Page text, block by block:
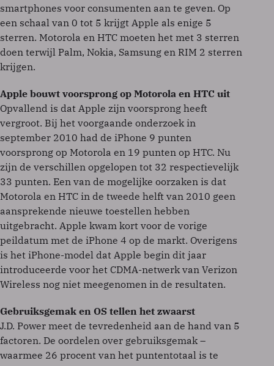
smartphones voor consumenten aan te geven. Op
een schaal van 0 tot 5 krijgt Apple als enige 5
sterren. Motorola en HTC moeten het met 3 sterren
doen terwijl Palm, Nokia, Samsung en RIM 2 sterren
krijgen.
Apple bouwt voorsprong op Motorola en HTC uit
Opvallend is dat Apple zijn voorsprong heeft
vergroot. Bij het voorgaande onderzoek in
september 2010 had de iPhone 9 punten
voorsprong op Motorola en 19 punten op HTC. Nu
zijn de verschillen opgelopen tot 32 respectievelijk
33 punten. Een van de mogelijke oorzaken is dat
Motorola en HTC in de tweede helft van 2010 geen
aansprekende nieuwe toestellen hebben
uitgebracht. Apple kwam kort voor de vorige
peildatum met de iPhone 4 op de markt. Overigens
is het iPhone-model dat Apple begin dit jaar
introduceerde voor het CDMA-netwerk van Verizon
Wireless nog niet meegenomen in de resultaten.
Gebruiksgemak en OS tellen het zwaarst
J.D. Power meet de tevredenheid aan de hand van 5
factoren. De oordelen over gebruiksgemak –
waarmee 26 procent van het puntentotaal is te